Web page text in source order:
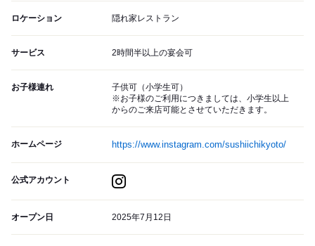
ロケーション 隠れ家レストラン
サービス 2時間半以上の宴会可
お子様連れ
子供可（小学生可）
※お子様のご利用につきましては、小学生以上
からのご来店可能とさせていただきます。
ホームページ https://www.instagram.com/sushiichikyoto/
公式アカウント
オープン日 2025年7月12日